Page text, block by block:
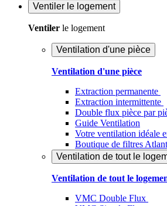
Ventiler le logement
Ventiler le logement
Ventilation d'une pièce
Ventilation d'une pièce
Extraction permanente
Extraction intermittente
Double flux pièce par
Guide Ventilation
Votre ventilation idéale
Boutique de filtres
Ventilation de tout le
Ventilation de tout le
VMC Double Flux